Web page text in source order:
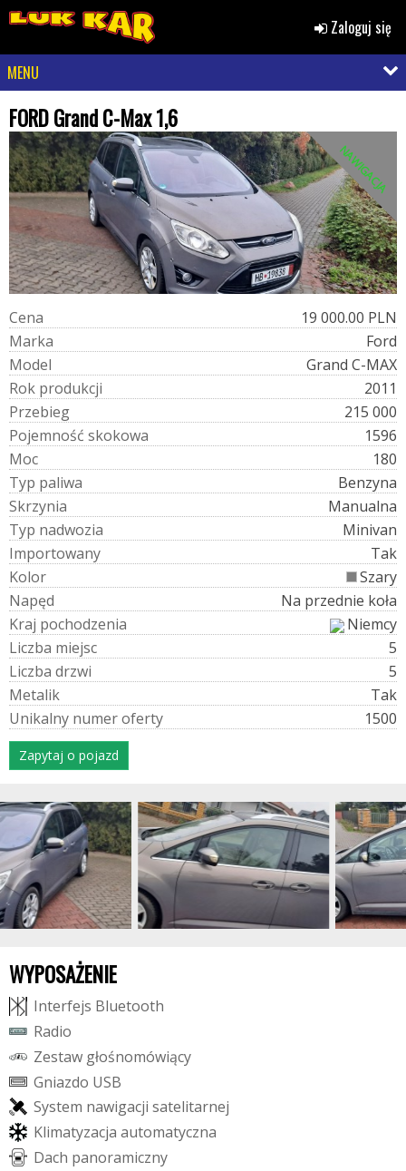
Zaloguj się
MENU
FORD Grand C-Max 1,6
NAWIGACJA
Cena
19 000.00 PLN
Marka
Ford
Model
Grand C-MAX
Rok produkcji
2011
Przebieg
215 000
Pojemność skokowa
1596
Moc
180
Typ paliwa
Benzyna
Skrzynia
Manualna
Typ nadwozia
Minivan
Importowany
Tak
Kolor
Szary
Napęd
Na przednie koła
Kraj pochodzenia
Niemcy
Liczba miejsc
5
Liczba drzwi
5
Metalik
Tak
Unikalny numeroferty 1500
Zapytaj o pojazd
WYPOSAŻENIE
Interfejs Bluetooth
Radio
Zestaw głośnomówiący
Gniazdo USB
System nawigacji satelitarnej
Klimatyzacja automatyczna
Dach panoramiczny